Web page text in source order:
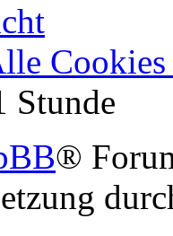
Cookies
Stunde
®